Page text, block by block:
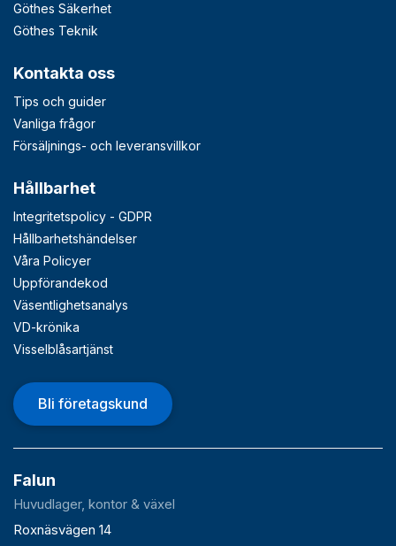
Göthes Säkerhet
Göthes Teknik
Kontakta oss
Tips och guider
Vanliga frågor
Försäljnings- och leveransvillkor
Hållbarhet
Integritetspolicy - GDPR
Hållbarhetshändelser
Våra Policyer
Uppförandekod
Väsentlighetsanalys
VD-krönika
Visselblåsartjänst
Bli företagskund
Falun
Huvudlager, kontor & växel
Roxnäsvägen 14